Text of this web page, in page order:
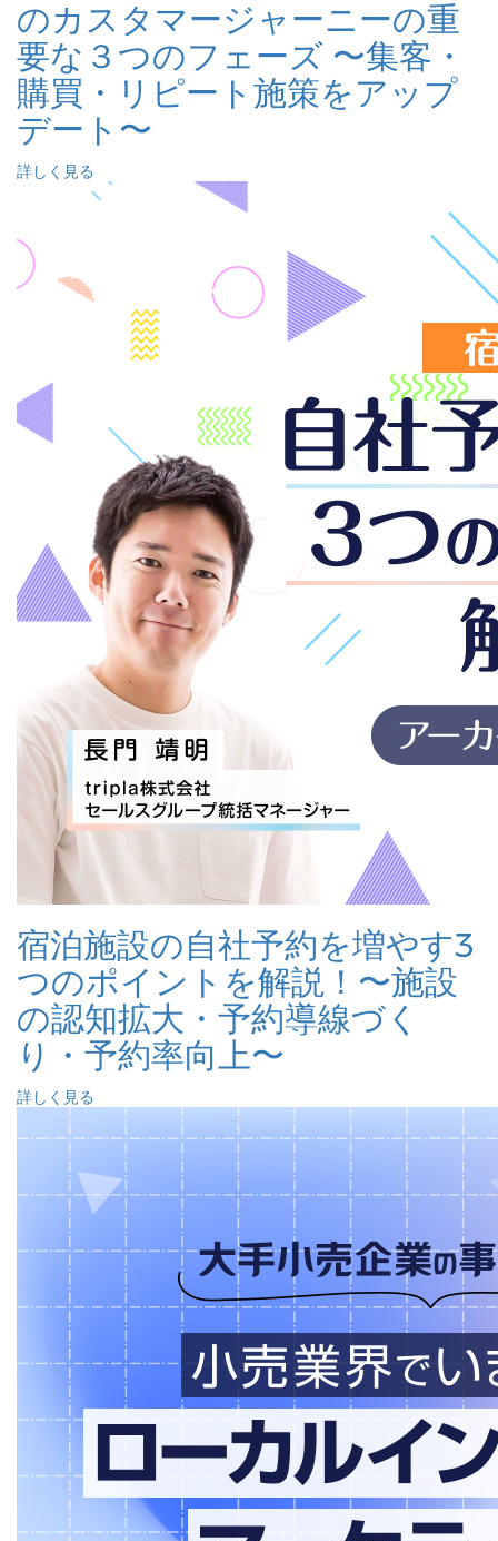
のカスタマージャーニーの重
要な３つのフェーズ 〜集客・
購買・リピート施策をアップ
デート〜
詳しく見る
宿泊施設の自社予約を増やす3
つのポイントを解説！〜施設
の認知拡大・予約導線づく
り・予約率向上〜
詳しく見る